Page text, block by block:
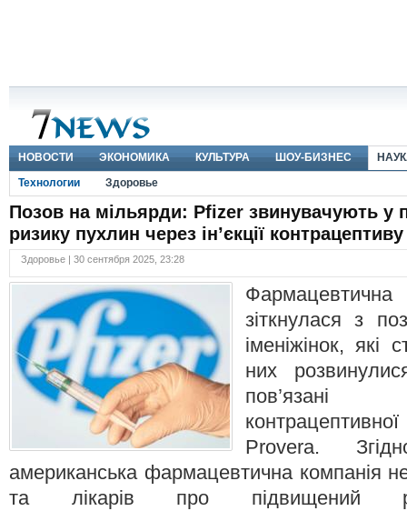
НОВОСТИ ЭКОНОМИКА КУЛЬТУРА ШОУ-БИЗНЕС
Технологии
Здоровье
Позов на мільярди: Pfizer звинувачують у
ризику пухлин через ін’єкції контрацептиву
Здоровье | 30 сентября 2025, 23:28
зіткнулася з
іменіжінок,
них
пов’язані
Provera.
американська фармацевтична компанія
та лікарів про підвищений